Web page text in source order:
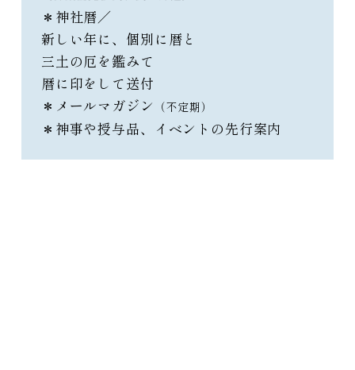
＊神社暦／
新しい年に、個別に暦と
三土の厄を鑑みて
暦に印をして送付
＊メールマガジン （不定期）
＊神事や授与品、イベントの先行案内